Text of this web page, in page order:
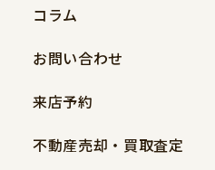
コラム
お問い合わせ
来店予約
不動産売却・買取査定